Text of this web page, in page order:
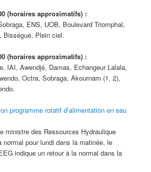
(horaires approximatifs) :
ENS, UOB, Boulevard Triomphal,
Bisségué, Plein ciel.
(horaires approximatifs) :
IAI, Awendjé, Damas, Echangeur Lalala,
Octra, Sobraga, Akournam (1, 2),
programme rotatif d’alimentation en eau
ministre des Ressources Hydraulique
normal pour lundi dans la matinée, le
indique un retour à la normal dans la